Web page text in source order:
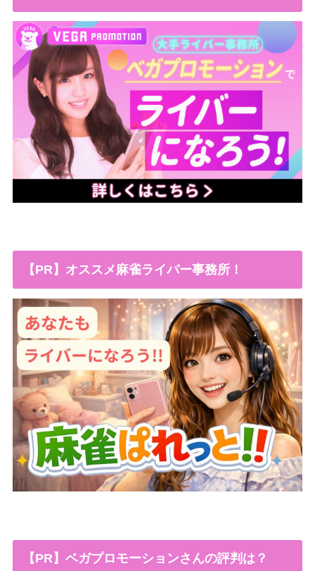
【PR】オススメ麻雀ライバー事務所！
【PR】ベガプロモーションさんの評判は？